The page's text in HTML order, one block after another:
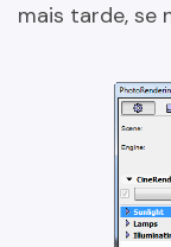
mais tarde, se